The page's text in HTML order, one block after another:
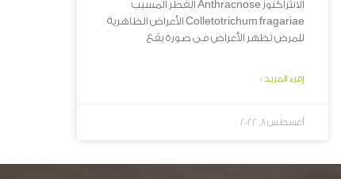
الانثراكنوز Anthracnose الفطر المسبب
Colletotrichum fragariae الأعراض الظاهرية
للمرض تظهر الأعراض فى صورة بقع
إقرء المزيد »
أغسطس 8, 2022